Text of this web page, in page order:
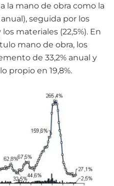
la mano de obra como la
seguida por los
materiales (22,5%). En
mano de obra, los
de 33,2% anual y
propio en 19,8%.